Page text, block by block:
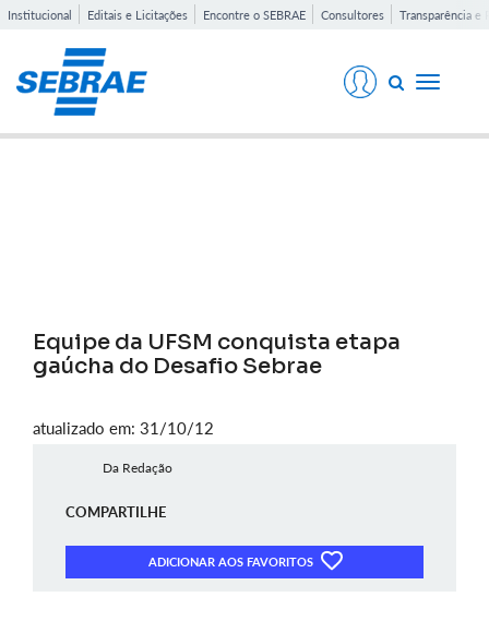
Institucional Editais e Licitações Encontre o SEBRAE Consultores Transparência e
Toggle
Equipe da UFSM conquista etapa
gaúcha do Desafio Sebrae
atualizado em: 31/10/12
Da Redação
COMPARTILHE
ADICIONAR AOS FAVORITOS